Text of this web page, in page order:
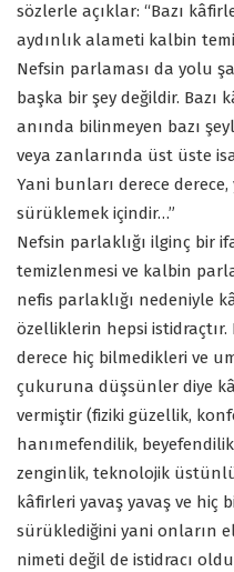
sözlerle açıklar: “Bazı
aydınlık alameti kalbin
Nefsin parlaması da yolu
başka bir şey değildir. Bazı
anında bilinmeyen bazı
veya zanlarında üst üste
Yani bunları derece
sürüklemek içindir…”
Nefsin parlaklığı ilginç bir
temizlenmesi ve kalbin
nefis parlaklığı nedeniyle
özelliklerin hepsi istidraçtır.
derece hiç bilmedikleri ve
çukuruna düşsünler diye
vermiştir (fiziki güzellik,
hanımefendilik,
zenginlik, teknolojik
kâfirleri yavaş yavaş ve hiç
sürüklediğini yani onların
nimeti değil de istidracı